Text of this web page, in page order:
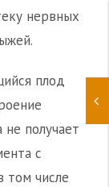
нервных
плод
получает
с
том числе